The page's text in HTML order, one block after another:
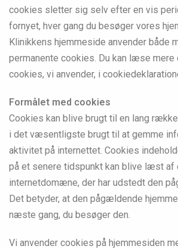
cookies sletter sig selv efter en vis
fornyet, hver gang du besøger vores
Klinikkens hjemmeside anvender både
permanente cookies. Du kan læse
cookies, vi anvender, i
Formålet med cookies
Cookies kan blive brugt til en lang
i det væsentligste brugt til at gemme
aktivitet på internettet. Cookies
på et senere tidspunkt kan blive læst af
internetdomæne, der har udstedt den
Det betyder, at den pågældende
næste gang, du besøger den.
Vi anvender cookies på hjemmesiden